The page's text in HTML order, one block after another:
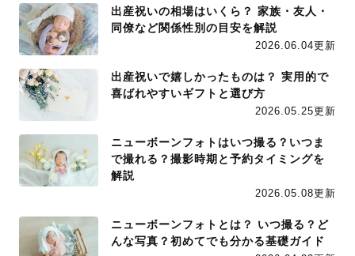
出産祝いの相場はいくら？ 家族・友人・
同僚など関係性別の目安を解説
2026.06.04更新
出産祝いで嬉しかったものは？ 実用的で
喜ばれやすいギフトと選び方
2026.05.25更新
ニューボーンフォトはいつ撮る？いつま
で撮れる？撮影時期と予約タイミングを
解説
2026.05.08更新
ニューボーンフォトとは？ いつ撮る？ど
んな写真？初めてでも分かる基礎ガイド